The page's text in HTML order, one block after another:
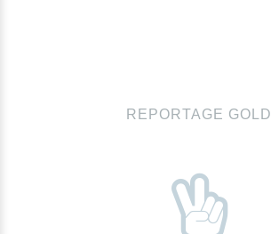
REPORTAGE GOLD